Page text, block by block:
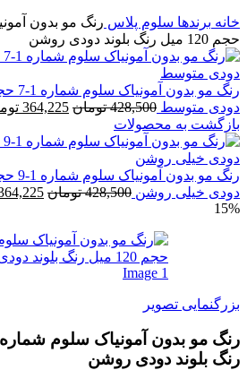
برندهاسلوم پلاس
دودی روشن
متوسط428,500 تومان 364,225 تومان
به محصولات
خیلی روشن428,500 تومان 364,225
تصویر
بلوند دودی روشن